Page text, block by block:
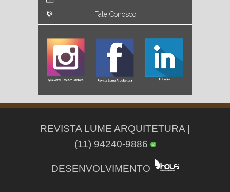
Fale Conosco
REVISTA LUME ARQUITETURA |
(11) 94240-9886
DESENVOLVIMENTO